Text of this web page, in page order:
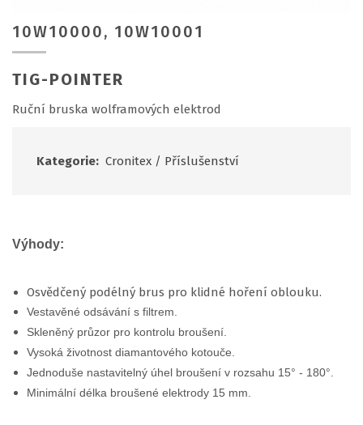
10W10000, 10W10001
TIG-POINTER
Ruční bruska wolframových elektrod
Kategorie: Cronitex / Příslušenství
Výhody:
Osvědčený podélný brus pro klidné hoření oblouku.
Vestavěné odsávání s filtrem.
Skleněný průzor pro kontrolu broušení.
Vysoká životnost diamantového kotouče.
Jednoduše nastavitelný úhel broušení v rozsahu 15° - 180°.
Minimální délka broušené elektrody 15 mm.